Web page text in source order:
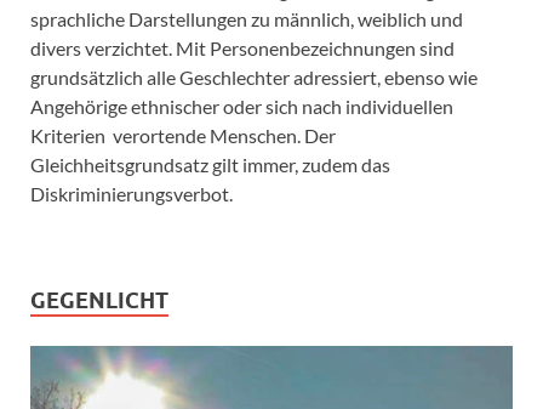
sprachliche Darstellungen zu männlich, weiblich und
divers verzichtet. Mit Personenbezeichnungen sind
grundsätzlich alle Geschlechter adressiert, ebenso wie
Angehörige ethnischer oder sich nach individuellen
Kriterien verortende Menschen. Der
Gleichheitsgrundsatz gilt immer, zudem das
Diskriminierungsverbot.
GEGENLICHT